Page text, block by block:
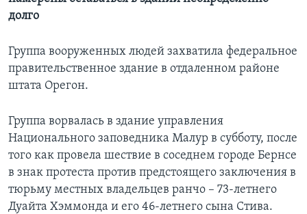
долго
Группа вооруженных людей захватила федеральное
правительственное здание в отдаленном районе
штата Орегон.
Группа ворвалась в здание управления
Национального заповедника Малур в субботу, после
того как провела шествие в соседнем городе Бернсе
в знак протеста против предстоящего заключения в
тюрьму местных владельцев ранчо – 73-летнего
Дуайта Хэммонда и его 46-летнего сына Стива.